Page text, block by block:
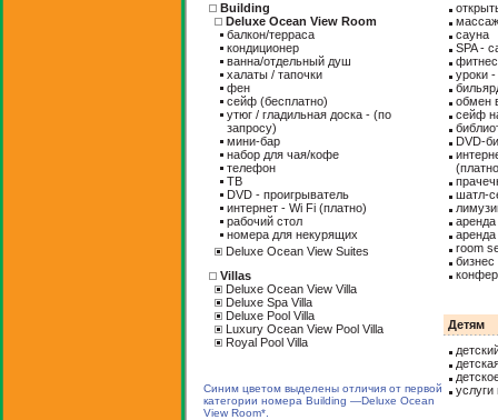
Building
Deluxe Ocean View Room
балкон/терраса
кондиционер
ванна/отдельный душ
халаты / тапочки
фен
сейф (бесплатно)
утюг / гладильная доска - (по
запросу)
мини-бар
набор для чая/кофе
телефон
ТВ
DVD - проигрыватель
интернет - Wi Fi (платно)
рабочий стол
номера для некурящих
Deluxe Ocean View Suites
Villas
Deluxe Ocean View Villa
Deluxe Spa Villa
Deluxe Pool Villa
Luxury Ocean View Pool Villa
Royal Pool Villa
Синим цветом выделены отличия от первой
категории номера Building —Deluxe Ocean
View Room*.
сауна
SPA -
уроки -
обмен
сейф
DVD-
шатл-
room
бизнес
Детям
услуги